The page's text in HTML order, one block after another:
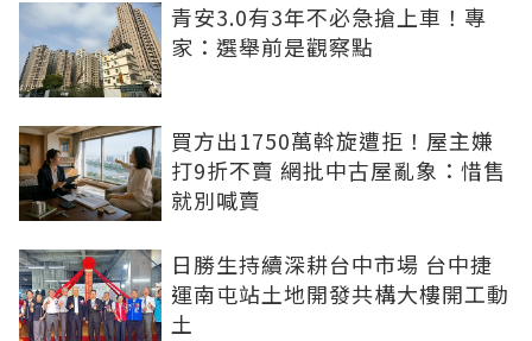
青安3.0有3年不必急搶上車！專
家：選舉前是觀察點
買方出1750萬斡旋遭拒！屋主嫌
打9折不賣 網批中古屋亂象：惜售
就別喊賣
日勝生持續深耕台中市場 台中捷
運南屯站土地開發共構大樓開工動
土